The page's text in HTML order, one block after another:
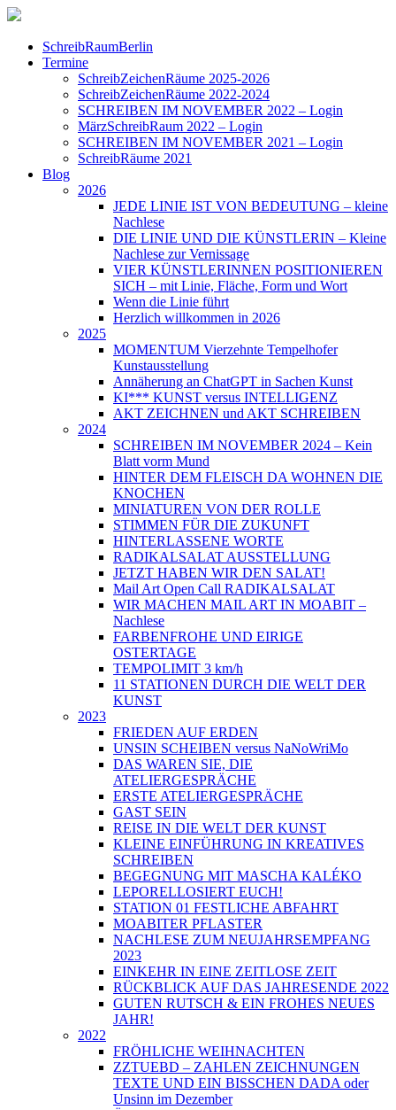
SchreibRaumBerlin
Termine
SchreibZeichenRäume 2025-2026
SchreibZeichenRäume 2022-2024
SCHREIBEN IM NOVEMBER 2022 – Login
MärzSchreibRaum 2022 – Login
SCHREIBEN IM NOVEMBER 2021 – Login
SchreibRäume 2021
Blog
2026
JEDE LINIE IST VON BEDEUTUNG – kleine
Nachlese
DIE LINIE UND DIE KÜNSTLERIN – Kleine
Nachlese zur Vernissage
VIER KÜNSTLERINNEN POSITIONIEREN
SICH – mit Linie, Fläche, Form und Wort
Wenn die Linie führt
Herzlich willkommen in 2026
2025
MOMENTUM Vierzehnte Tempelhofer
Kunstausstellung
Annäherung an ChatGPT in Sachen Kunst
KI*** KUNST versus INTELLIGENZ
AKT ZEICHNEN und AKT SCHREIBEN
2024
SCHREIBEN IM NOVEMBER 2024 – Kein
Blatt vorm Mund
HINTER DEM FLEISCH DA WOHNEN DIE
KNOCHEN
MINIATUREN VON DER ROLLE
STIMMEN FÜR DIE ZUKUNFT
HINTERLASSENE WORTE
RADIKALSALAT AUSSTELLUNG
JETZT HABEN WIR DEN SALAT!
Mail Art Open Call RADIKALSALAT
WIR MACHEN MAIL ART IN MOABIT –
Nachlese
FARBENFROHE UND EIRIGE
OSTERTAGE
TEMPOLIMIT 3 km/h
11 STATIONEN DURCH DIE WELT DER
KUNST
2023
FRIEDEN AUF ERDEN
UNSIN SCHEIBEN versus NaNoWriMo
DAS WAREN SIE, DIE
ATELIERGESPRÄCHE
ERSTE ATELIERGESPRÄCHE
GAST SEIN
REISE IN DIE WELT DER KUNST
KLEINE EINFÜHRUNG IN KREATIVES
SCHREIBEN
BEGEGNUNG MIT MASCHA KALÉKO
LEPORELLOSIERT EUCH!
STATION 01 FESTLICHE ABFAHRT
MOABITER PFLASTER
NACHLESE ZUM NEUJAHRSEMPFANG
2023
EINKEHR IN EINE ZEITLOSE ZEIT
RÜCKBLICK AUF DAS JAHRESENDE 2022
GUTEN RUTSCH & EIN FROHES NEUES
JAHR!
2022
FRÖHLICHE WEIHNACHTEN
ZZTUEBD – ZAHLEN ZEICHNUNGEN
TEXTE UND EIN BISSCHEN DADA oder
Unsinn im Dezember